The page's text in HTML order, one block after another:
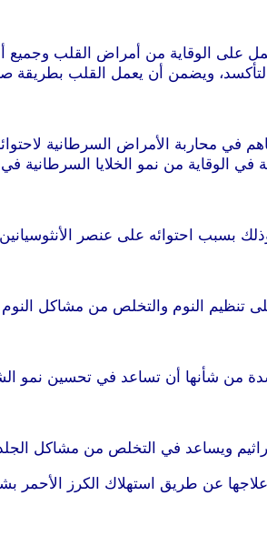
على الوقاية من أمراض القلب
ويضمن أن يعمل القلب بطريقة
في الوقاية من نمو الخلايا السرطانية
بسبب احتوائه على عنصر الأنثوسيانين
تنظيم النوم والتخلص من مشاكل
من شأنها أن تساعد في تحسين نمو
ويساعد في التخلص من مشاكل
عن طريق استهلاك الكرز الأحمر